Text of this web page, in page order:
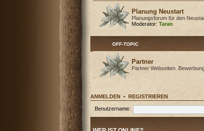
Planung Neustart
Planungsforum für den
Moderator: Taran
OFF-TOPIC
Partner
Partner Webseiten.
ANMELDEN •REGISTRIEREN
Benutzername: